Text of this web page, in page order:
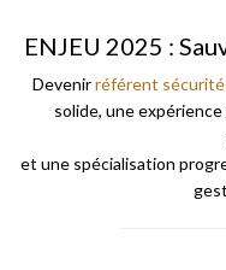
ENJEU 2025 :
Devenirréférent
solide, une
et une spécialisation